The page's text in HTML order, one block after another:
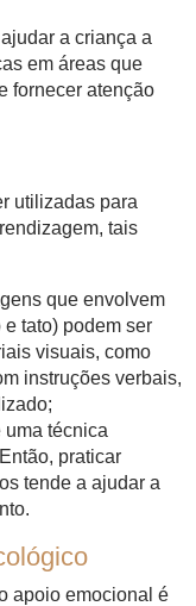
a criança a
em áreas que
fornecer atenção
utilizadas para
tais
que envolvem
tato) podem ser
visuais, como
instruções verbais,
uma técnica
praticar
tende a ajudar a
apoio emocional é